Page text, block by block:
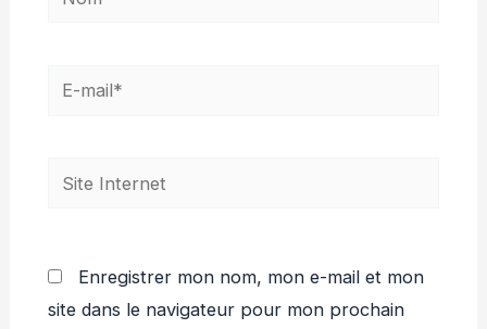
E-
Site
Enregistrer mon nom, mon e-mail et mon
site dans le navigateur pour mon prochain